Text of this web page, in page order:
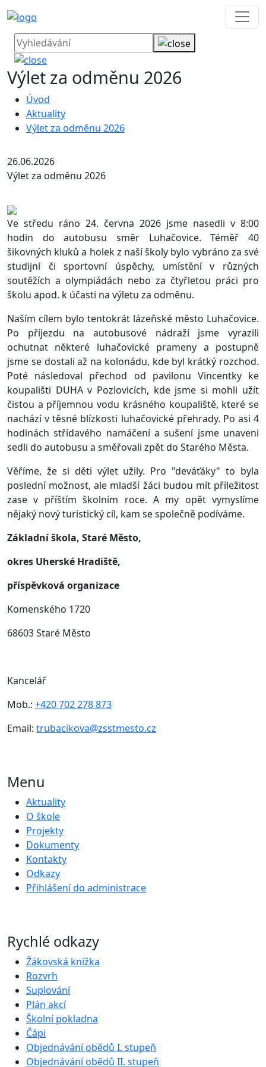
Výlet za odměnu 2026
Úvod
Aktuality
Výlet za odměnu 2026
26.06.2026
Výlet za odměnu 2026
Ve středu ráno 24. června 2026 jsme nasedli v 8:00
hodin do autobusu směr Luhačovice. Téměř 40
šikovných kluků a holek z naší školy bylo vybráno za své
studijní či sportovní úspěchy, umístění v různých
soutěžích a olympiádách nebo za čtyřletou práci pro
školu apod. k účasti na výletu za odměnu.
Naším cílem bylo tentokrát lázeňské město Luhačovice.
Po příjezdu na autobusové nádraží jsme vyrazili
ochutnat některé luhačovické prameny a postupně
jsme se dostali až na kolonádu, kde byl krátký rozchod.
Poté následoval přechod od pavilonu Vincentky ke
koupališti DUHA v Pozlovicích, kde jsme si mohli užít
čistou a příjemnou vodu krásného koupaliště, které se
nachází v těsné blízkosti luhačovické přehrady. Po asi 4
hodinách střídavého namáčení a sušení jsme unaveni
sedli do autobusu a směřovali zpět do Starého Města.
Věříme, že si děti výlet užily. Pro "deváťáky" to byla
poslední možnost, ale mladší žáci budou mít příležitost
zase v příštím školním roce. A my opět vymyslíme
nějaký nový turistický cíl, kam se společně podíváme.
Základní škola, Staré Město,
okres Uherské Hradiště,
příspěvková organizace
Komenského 1720
68603 Staré Město
Kancelář
Mob.: +420 702 278 873
Email: trubacikova@zsstmesto.cz
Menu
Aktuality
O škole
Projekty
Dokumenty
Kontakty
Odkazy
Přihlášení do administrace
Rychlé odkazy
Žákovská knížka
Rozvrh
Suplování
Plán akcí
Školní pokladna
Čápi
Objednávání obědů I. stupeň
Objednávání obědů II. stupeň